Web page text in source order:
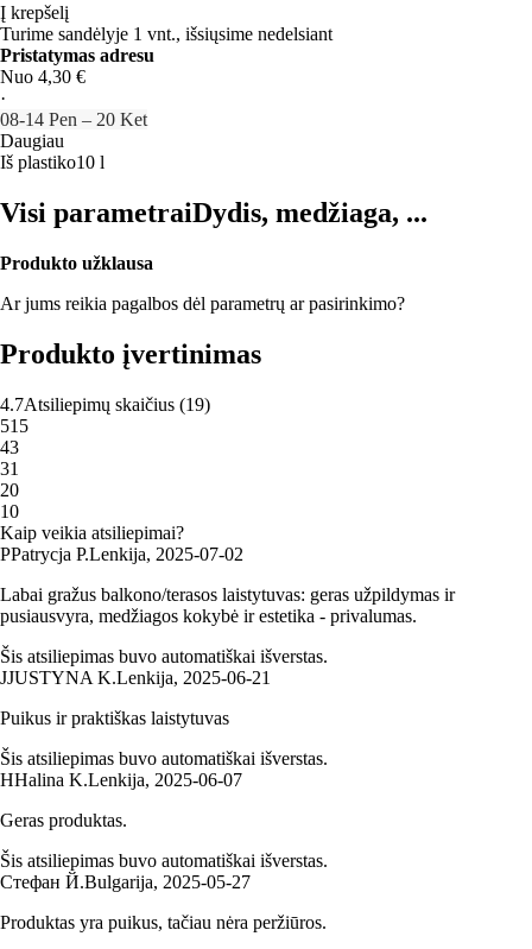
Į krepšelį
Turime sandėlyje 1 vnt., išsiųsime nedelsiant
Pristatymas adresu
Nuo 4,30 €
·
08‑14 Pen – 20 Ket
Daugiau
Iš plastiko10 l
Visi parametraiDydis, medžiaga, ...
Produkto užklausa
Ar jums reikia pagalbos dėl parametrų ar pasirinkimo?
Produkto įvertinimas
4.7Atsiliepimų skaičius (19)
515
43
31
20
10
Kaip veikia atsiliepimai?
PPatrycja P.Lenkija, 2025‑07‑02
Labai gražus balkono/terasos laistytuvas: geras užpildymas ir
pusiausvyra, medžiagos kokybė ir estetika - privalumas.
Šis atsiliepimas buvo automatiškai išverstas.
JJUSTYNA K.Lenkija, 2025‑06‑21
Puikus ir praktiškas laistytuvas
Šis atsiliepimas buvo automatiškai išverstas.
HHalina K.Lenkija, 2025‑06‑07
Geras produktas.
Šis atsiliepimas buvo automatiškai išverstas.
Стефан Й.Bulgarija, 2025‑05‑27
Produktas yra puikus, tačiau nėra peržiūros.